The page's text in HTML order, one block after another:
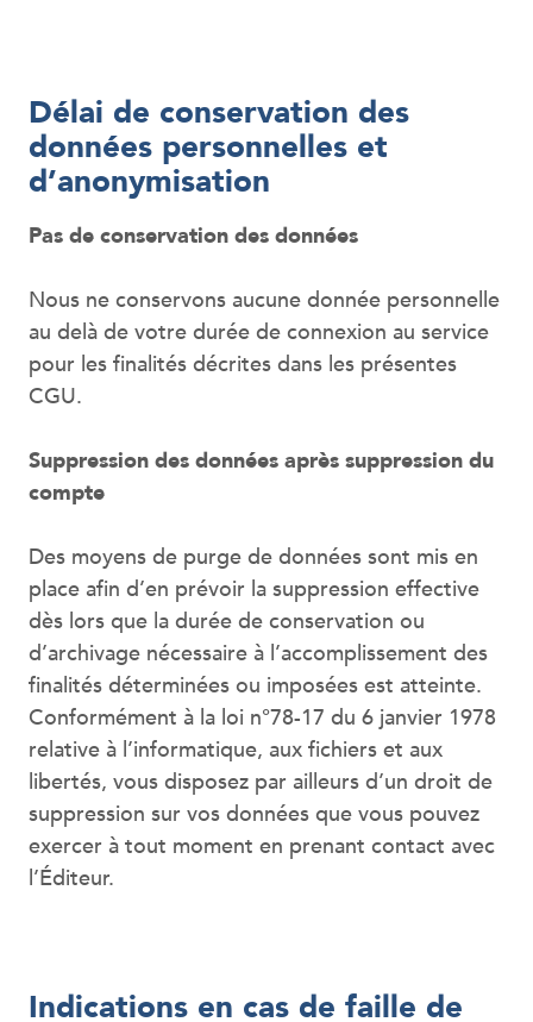
Délai de conservation des
données personnelles et
d’anonymisation
Pas de conservation des données
Nous ne conservons aucune donnée personnelle
au delà de votre durée de connexion au service
pour les finalités décrites dans les présentes
CGU.
Suppression des données après suppression du
compte
Des moyens de purge de données sont mis en
place afin d’en prévoir la suppression effective
dès lors que la durée de conservation ou
d’archivage nécessaire à l’accomplissement des
finalités déterminées ou imposées est atteinte.
Conformément à la loi n°78-17 du 6 janvier 1978
relative à l’informatique, aux fichiers et aux
libertés, vous disposez par ailleurs d’un droit de
suppression sur vos données que vous pouvez
exercer à tout moment en prenant contact avec
l’Éditeur.
Indications en cas de faille de